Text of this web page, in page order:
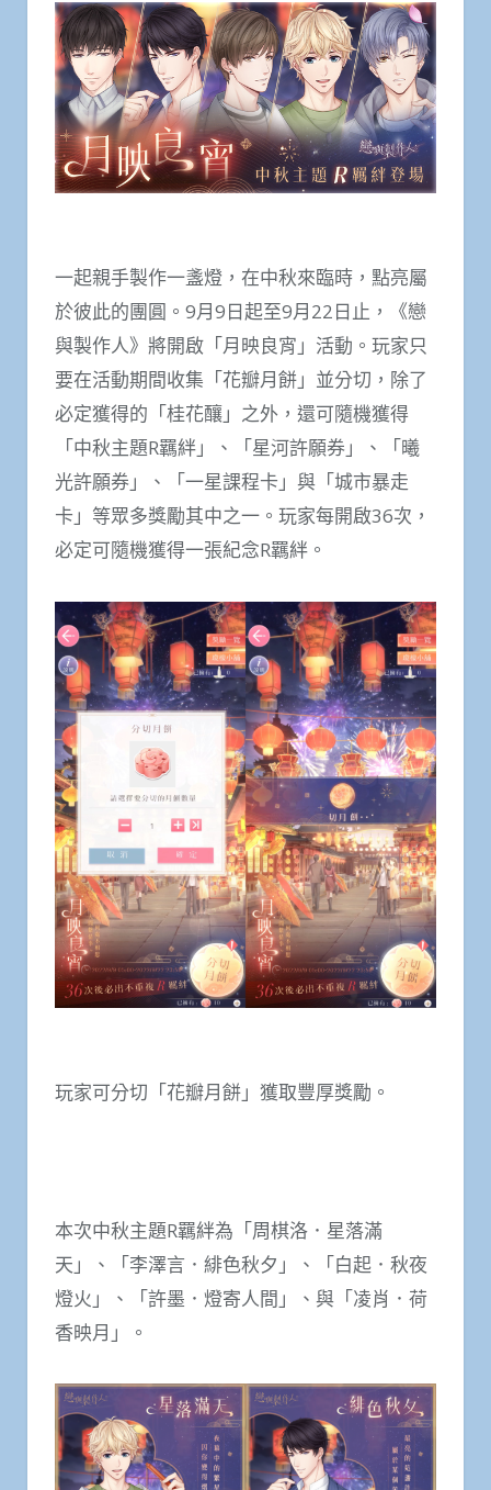
一起親手製作一盞燈，在中秋來臨時，點亮屬
於彼此的團圓。9月9日起至9月22日止，《戀
與製作人》將開啟「月映良宵」活動。玩家只
要在活動期間收集「花瓣月餅」並分切，除了
必定獲得的「桂花釀」之外，還可隨機獲得
「中秋主題R羈絆」、「星河許願券」、「曦
光許願券」、「一星課程卡」與「城市暴走
卡」等眾多獎勵其中之一。玩家每開啟36次，
必定可隨機獲得一張紀念R羈絆。
玩家可分切「花瓣月餅」獲取豐厚獎勵。
本次中秋主題R羈絆為「周棋洛．星落滿
天」、「李澤言．緋色秋夕」、「白起．秋夜
燈火」、「許墨．燈寄人間」、與「凌肖．荷
香映月」。